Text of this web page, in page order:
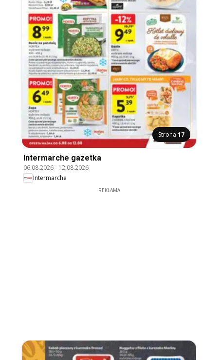
Strona 17
Intermarche gazetka
06.08.2026- 12.08.2026
Intermarche
REKLAMA